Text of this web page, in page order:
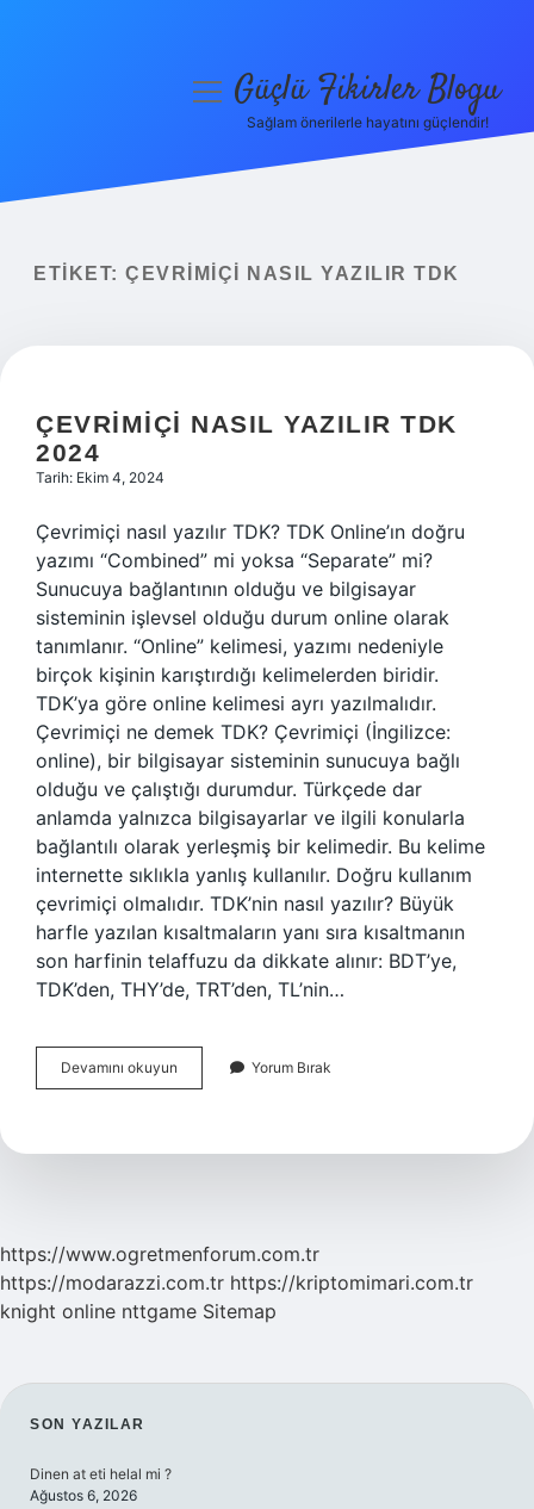
Yasal Uyarı
menüyüGüçlü Fikirler Blogu
Sağlam önerilerle hayatını güçlendir!
ETIKET: ÇEVRIMIÇI NASIL YAZILIR TDK
ÇEVRIMIÇI NASIL YAZILIR TDK
2024
Tarih: Ekim 4, 2024
Çevrimiçi nasıl yazılır TDK? TDK Online’ın doğru
yazımı “Combined” mi yoksa “Separate” mi?
Sunucuya bağlantının olduğu ve bilgisayar
sisteminin işlevsel olduğu durum online olarak
tanımlanır. “Online” kelimesi, yazımı nedeniyle
birçok kişinin karıştırdığı kelimelerden biridir.
TDK’ya göre online kelimesi ayrı yazılmalıdır.
Çevrimiçi ne demek TDK? Çevrimiçi (İngilizce:
online), bir bilgisayar sisteminin sunucuya bağlı
olduğu ve çalıştığı durumdur. Türkçede dar
anlamda yalnızca bilgisayarlar ve ilgili konularla
bağlantılı olarak yerleşmiş bir kelimedir. Bu kelime
internette sıklıkla yanlış kullanılır. Doğru kullanım
çevrimiçi olmalıdır. TDK’nin nasıl yazılır? Büyük
harfle yazılan kısaltmaların yanı sıra kısaltmanın
son harfinin telaffuzu da dikkate alınır: BDT’ye,
TDK’den, THY’de, TRT’den, TL’nin…
Devamını okuyun Çevrimiçi
Nasıl
2024
Yorum Bırak
https://www.ogretmenforum.com.tr
https://modarazzi.com.tr https://kriptomimari.com.tr
knight online nttgame Sitemap
SIDEBAR
SON YAZILAR
Dinen at eti helal mi ?
Ağustos 6, 2026